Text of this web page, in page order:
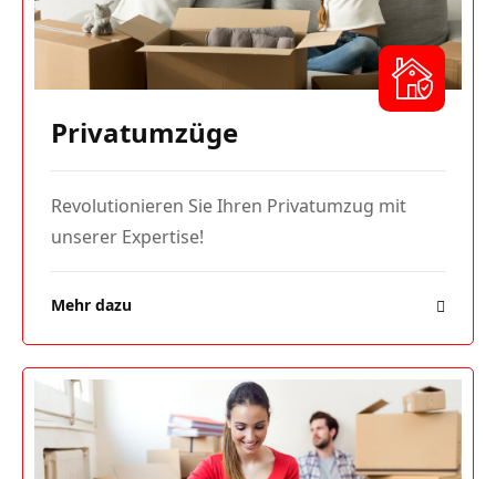
Privatumzüge
Revolutionieren Sie Ihren Privatumzug mit
unserer Expertise!
Mehr dazu